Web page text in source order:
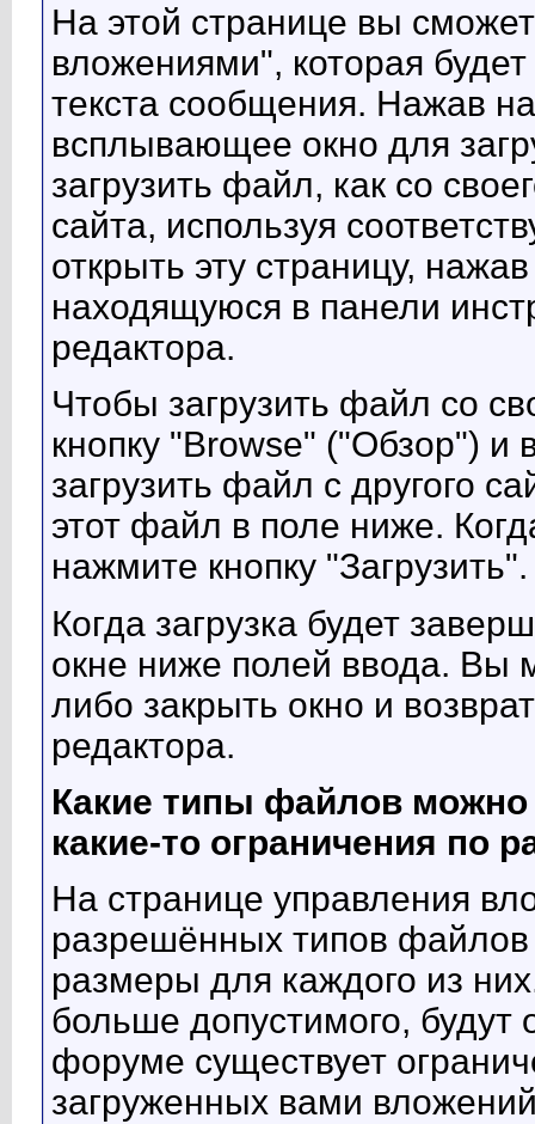
На этой странице вы
вложениями", которая
текста сообщения. Нажав на
всплывающее окно для
загрузить файл, как со
сайта, используя
открыть эту страницу,
находящуюся в панели
редактора.
Чтобы загрузить файл со
кнопку "Browse" ("Обзор")
загрузить файл с другого
этот файл в поле ниже.
нажмите кнопку "Загрузить".
Когда загрузка будет
окне ниже полей ввода. Вы
либо закрыть окно и
редактора.
Какие типы файлов
какие-то ограничения по
На странице управления
разрешённых типов
размеры для каждого из
больше допустимого,
форуме существует
загруженных вами